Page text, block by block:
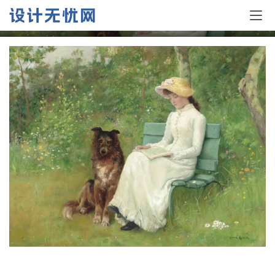
英国画家埃德温-哈里斯：精美人物画作